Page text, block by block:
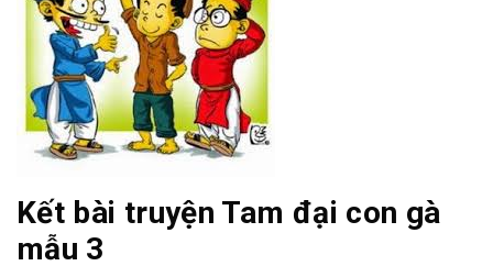
Kết bài truyện Tam đại con gà
mẫu 3